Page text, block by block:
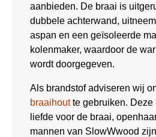
aanbieden. De braai is
dubbele achterwand,
aspan en een geïsoleerde
kolenmaker, waardoor de
wordt doorgegeven.
Als brandstof adviseren wij
braaihoutte gebruiken. Deze
liefde voor de braai,
mannen van SlowWwood